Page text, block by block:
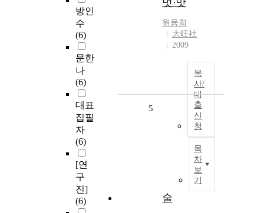
방인
수
(6)
문한
나
(6)
대표
집필
자
(6)
[연
구
진]
(6)
멋·맛
원융희
大旺社
2009
복
사/
대
출
신
청
목
차
보
기
5
술